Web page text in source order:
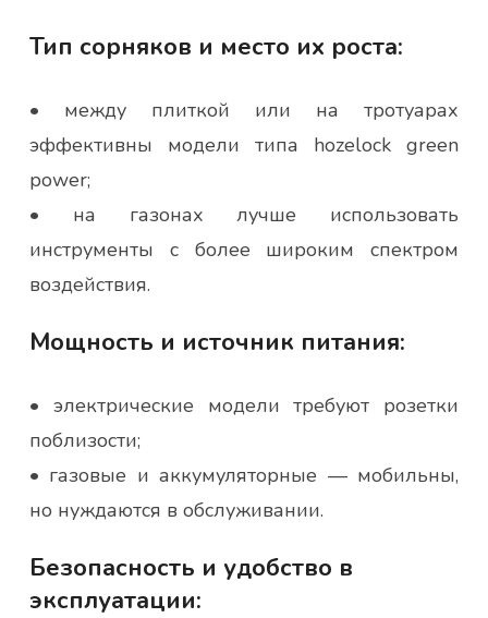
Тип сорняков и место их роста:
• между плиткой или на тротуарах
эффективны модели типа hozelock green
power;
• на газонах лучше использовать
инструменты с более широким спектром
воздействия.
Мощность и источник питания:
• электрические модели требуют розетки
поблизости;
• газовые и аккумуляторные — мобильны,
но нуждаются в обслуживании.
Безопасность и удобство в
эксплуатации: